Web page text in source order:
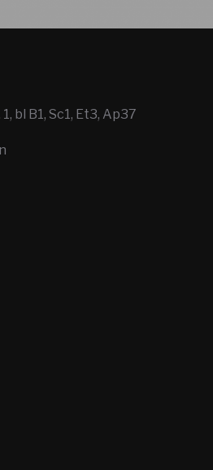
bl B1, Sc1, Et3, Ap37